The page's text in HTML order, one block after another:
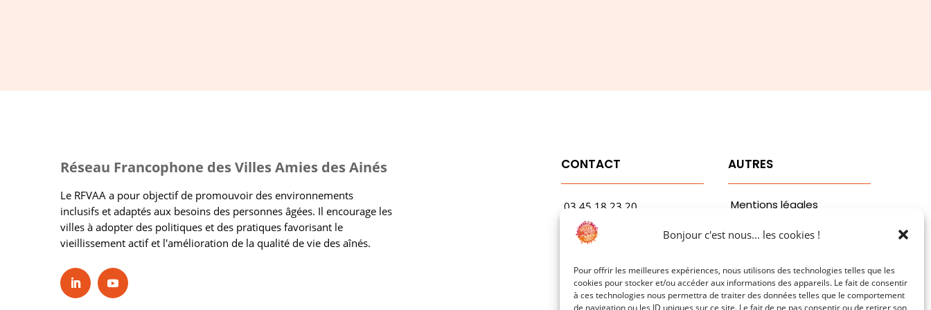
Bonjour c'est nous... les cookies !
Pour offrir les meilleures expériences, nous utilisons des technologies telles que les
cookies pour stocker et/ou accéder aux informations des appareils. Le fait de consentir
à ces technologies nous permettra de traiter des données telles que le comportement
de navigation ou les ID uniques sur ce site. Le fait de ne pas consentir ou de retirer son
Réseau Francophone des Villes Amies des Ainés
Le RFVAA a pour objectif de promouvoir des environnements
inclusifs et adaptés aux besoins des personnes âgées. Il encourage les
villes à adopter des politiques et des pratiques favorisant le
vieillissement actif et l'amélioration de la qualité de vie des aînés.
CONTACT
03.45.18.23.20
contact@rfvaa.com
1 Avenue Garibaldi
AUTRES
Mentions légales
Politiques de